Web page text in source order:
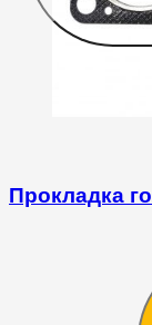
Прокладка